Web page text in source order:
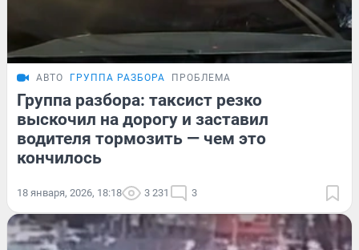
АВТО ГРУППА РАЗБОРА ПРОБЛЕМА
Группа разбора: таксист резко
выскочил на дорогу и заставил
водителя тормозить — чем это
кончилось
18 января, 2026, 18:18 3 231 3